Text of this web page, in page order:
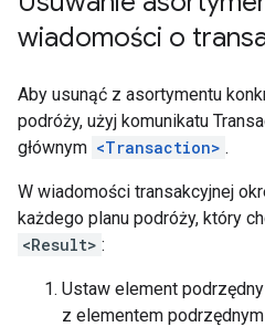
wiadomości o
Aby usunąć z asortymentu
podróży, użyj komunikatu
głównym <Transaction> .
W wiadomości transakcyjnej
każdego planu podróży, który
<Result> :
Ustaw element podrzędny
z elementem